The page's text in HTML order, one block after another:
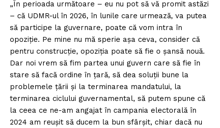
„În perioada următoare – eu nu pot să vă promit astăzi
– că UDMR-ul în 2026, în lunile care urmează, va putea
să participe la guvernare, poate că vom intra în
opoziţie. Pe mine nu mă sperie aşa ceva, consider că
pentru construcţie, opoziţia poate să fie o şansă nouă.
Dar noi vrem să fim partea unui guvern care să fie în
stare să facă ordine în ţară, să dea soluţii bune la
problemele ţării şi la terminarea mandatului, la
terminarea ciclului guvernamental, să putem spune că
la ceea ce ne-am angajat în campania electorală în
2024 am reuşit să ducem la bun sfârşit, chiar dacă nu